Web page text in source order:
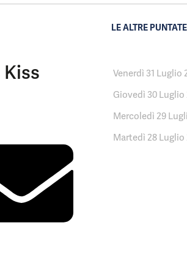
LE ALTRE
Venerdì 31 Luglio
Giovedì 30 Luglio
Mercoledì 29
Martedì 28 Luglio